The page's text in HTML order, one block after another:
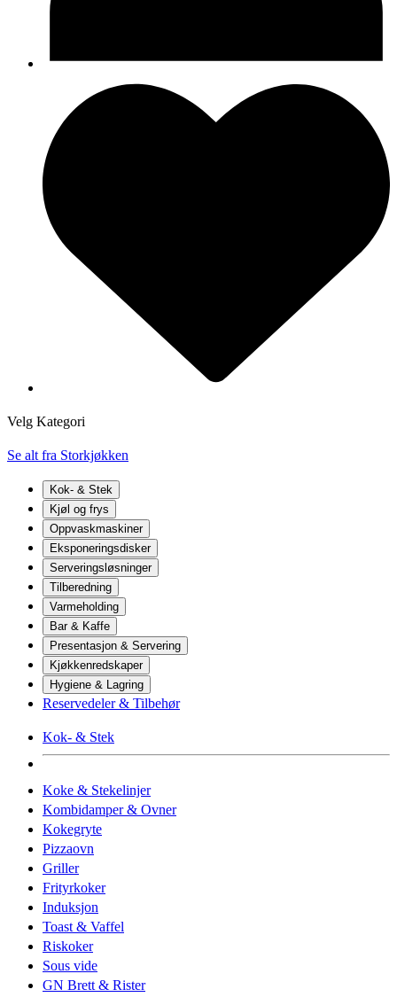
Velg Kategori
Se alt fra Storkjøkken
Kok- & Stek
Kjøl og frys
Oppvaskmaskiner
Eksponeringsdisker
Serveringsløsninger
Tilberedning
Varmeholding
Bar & Kaffe
Presentasjon & Servering
Kjøkkenredskaper
Hygiene & Lagring
Reservedeler & Tilbehør
Kok- & Stek
Koke & Stekelinjer
Kombidamper & Ovner
Kokegryte
Pizzaovn
Griller
Frityrkoker
Induksjon
Toast & Vaffel
Riskoker
Sous vide
GN Brett & Rister